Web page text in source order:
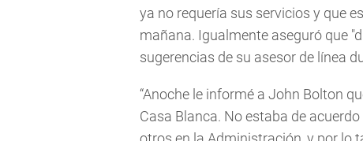
ya no requería sus servicios y que
mañana. Igualmente aseguró que
sugerencias de su asesor de línea
“Anoche le informé a John Bolton
Casa Blanca. No estaba de